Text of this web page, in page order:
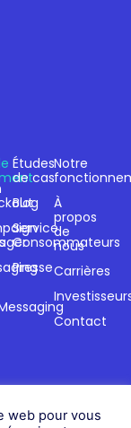
Études
de cas
Blog
Service
Consommateurs
Presse
Notre
À
propos
de
nous
Carrières
Contact
web pour vous